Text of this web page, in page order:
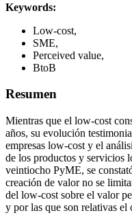
Keywords:
Low-cost,
SME,
Perceived value,
BtoB
Resumen
Mientras que el low-cost
años, su evolución
empresas low-cost y el
de los productos y servicios
veintiocho PyME, se
creación de valor no se
del low-cost sobre el valor
y por las que son relativas